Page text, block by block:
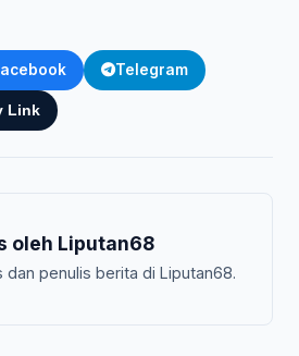
Telegram
Link
oleh Liputan68
dan penulis berita di Liputan68.